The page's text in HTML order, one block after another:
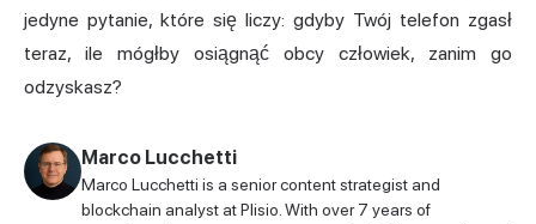
jedyne pytanie, które się liczy: gdyby Twój telefon zgasł
teraz, ile mógłby osiągnąć obcy człowiek, zanim go
odzyskasz?
Marco Lucchetti
Marco Lucchetti is a senior content strategist and
blockchain analyst at Plisio. With over 7 years of